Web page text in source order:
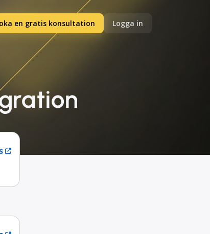
en gratis konsultation Logga in